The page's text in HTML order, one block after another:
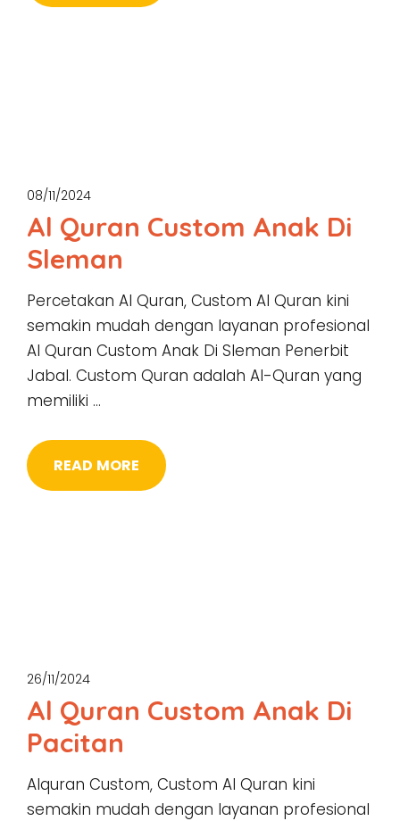
08/11/2024
Al Quran Custom Anak Di
Sleman
Percetakan Al Quran, Custom Al Quran kini
semakin mudah dengan layanan profesional
Al Quran Custom Anak Di Sleman Penerbit
Jabal. Custom Quran adalah Al-Quran yang
memiliki …
READ MORE
26/11/2024
Al Quran Custom Anak Di
Pacitan
Alquran Custom, Custom Al Quran kini
semakin mudah dengan layanan profesional